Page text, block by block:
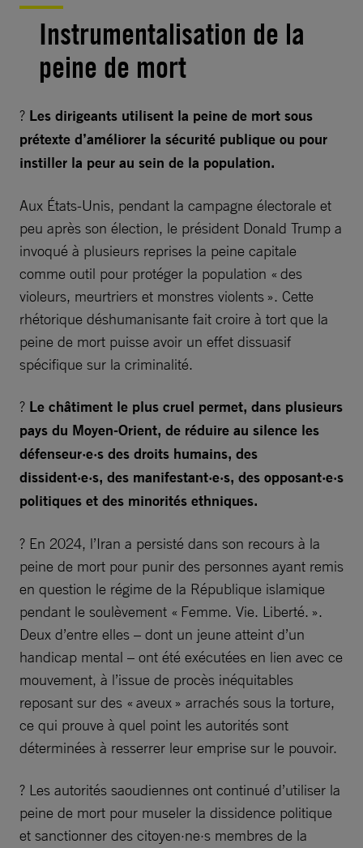
Instrumentalisation de la
peine de mort
? Les dirigeants utilisent la peine de mort sous
prétexte d’améliorer la sécurité publique ou pour
instiller la peur au sein de la population.
Aux États-Unis, pendant la campagne électorale et
peu après son élection, le président Donald Trump a
invoqué à plusieurs reprises la peine capitale
comme outil pour protéger la population « des
violeurs, meurtriers et monstres violents ». Cette
rhétorique déshumanisante fait croire à tort que la
peine de mort puisse avoir un effet dissuasif
spécifique sur la criminalité.
? Le châtiment le plus cruel permet, dans plusieurs
pays du Moyen-Orient, de réduire au silence les
défenseur·e·s des droits humains, des
dissident·e·s, des manifestant·e·s, des opposant·e·s
politiques et des minorités ethniques.
? En 2024, l’Iran a persisté dans son recours à la
peine de mort pour punir des personnes ayant remis
en question le régime de la République islamique
pendant le soulèvement « Femme. Vie. Liberté. ».
Deux d’entre elles – dont un jeune atteint d’un
handicap mental – ont été exécutées en lien avec ce
mouvement, à l’issue de procès inéquitables
reposant sur des « aveux » arrachés sous la torture,
ce qui prouve à quel point les autorités sont
déterminées à resserrer leur emprise sur le pouvoir.
? Les autorités saoudiennes ont continué d’utiliser la
peine de mort pour museler la dissidence politique
et sanctionner des citoyen·ne·s membres de la